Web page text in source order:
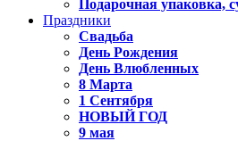
Подарочная упаковка,
Праздники
Свадьба
День Рождения
День Влюбленных
8 Марта
1 Сентября
НОВЫЙ ГОД
9 мая